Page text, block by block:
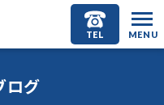
TEL MENU
ログ